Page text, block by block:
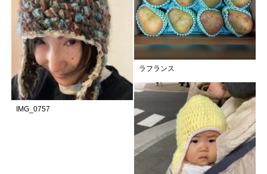
IMG_0757
ラフランス